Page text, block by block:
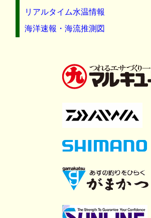
リアルタイム水温情報
海洋速報・海流推測図